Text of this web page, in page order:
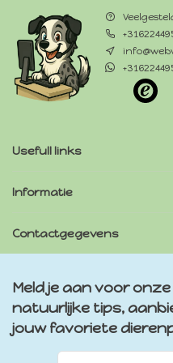
Usefull links
Informatie
Contactgegevens
Meld je aan voor
natuurlijke tips,
jouw favoriete